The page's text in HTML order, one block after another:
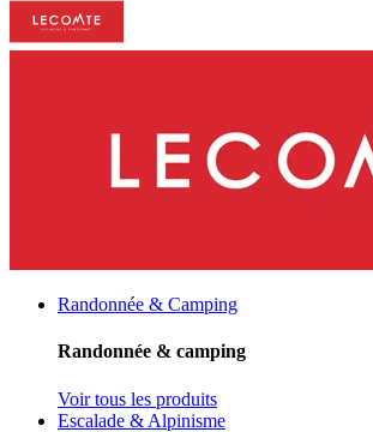
Randonnée & Camping
Randonnée & camping
Voir tous les produits
Escalade & Alpinisme